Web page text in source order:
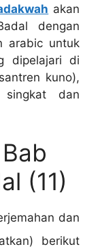
akan
dengan
arabic untuk
dipelajari di
kuno),
dan
(11)
dan
berikut